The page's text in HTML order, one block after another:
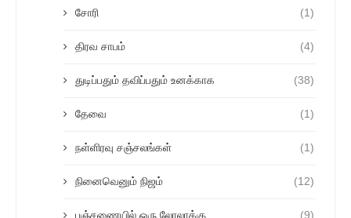
சோரி (1)
திரவ சாபம் (4)
துடிப்பதும் தவிப்பதும் உனக்காக (38)
தேவை (1)
நள்ளிரவு சஞ்சலங்கள் (1)
நினைவெனும் நிஜம் (12)
பஞ்சணையில் ஒரு லோலாக்கு (9)